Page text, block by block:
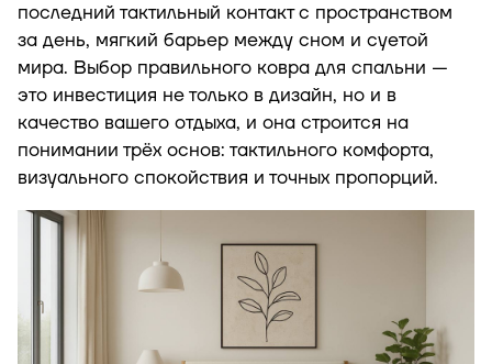
последний тактильный контакт с пространством
за день, мягкий барьер между сном и суетой
мира. Выбор правильного ковра для спальни —
это инвестиция не только в дизайн, но и в
качество вашего отдыха, и она строится на
понимании трёх основ: тактильного комфорта,
визуального спокойствия и точных пропорций.